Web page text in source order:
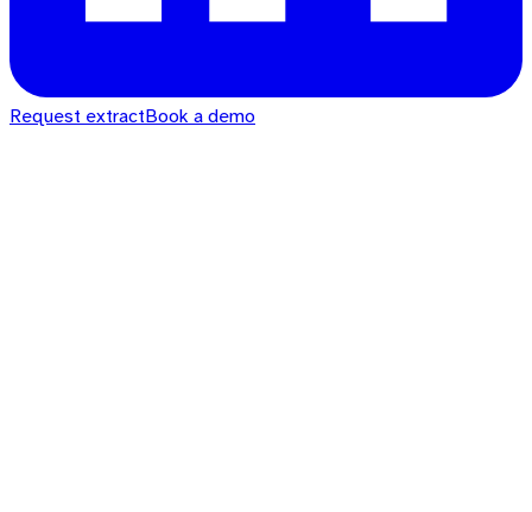
Request extractBook a demo